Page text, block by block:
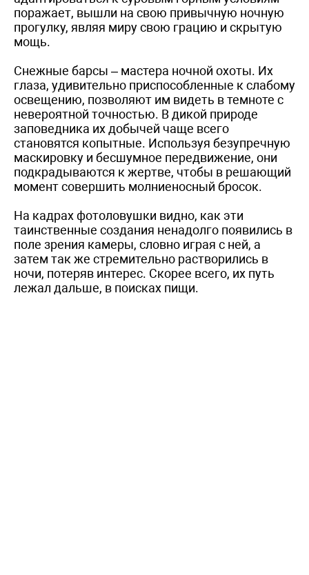
поражает, вышли на свою привычную ночную
прогулку, являя миру свою грацию и скрытую
мощь.
Снежные барсы – мастера ночной охоты. Их
глаза, удивительно приспособленные к слабому
освещению, позволяют им видеть в темноте с
невероятной точностью. В дикой природе
заповедника их добычей чаще всего
становятся копытные. Используя безупречную
маскировку и бесшумное передвижение, они
подкрадываются к жертве, чтобы в решающий
момент совершить молниеносный бросок.
На кадрах фотоловушки видно, как эти
таинственные создания ненадолго появились в
поле зрения камеры, словно играя с ней, а
затем так же стремительно растворились в
ночи, потеряв интерес. Скорее всего, их путь
лежал дальше, в поисках пищи.